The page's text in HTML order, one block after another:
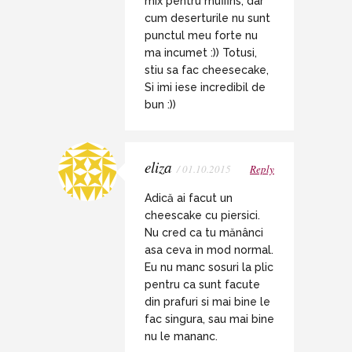
cum deserturile nu sunt
punctul meu forte nu
ma incumet :)) Totusi,
stiu sa fac cheesecake,
Si imi iese incredibil de
bun :))
eliza / 01.10.2015 Reply
Adică ai facut un
cheescake cu piersici.
Nu cred ca tu mănânci
asa ceva in mod normal.
Eu nu manc sosuri la plic
pentru ca sunt facute
din prafuri si mai bine le
fac singura, sau mai bine
nu le mananc.